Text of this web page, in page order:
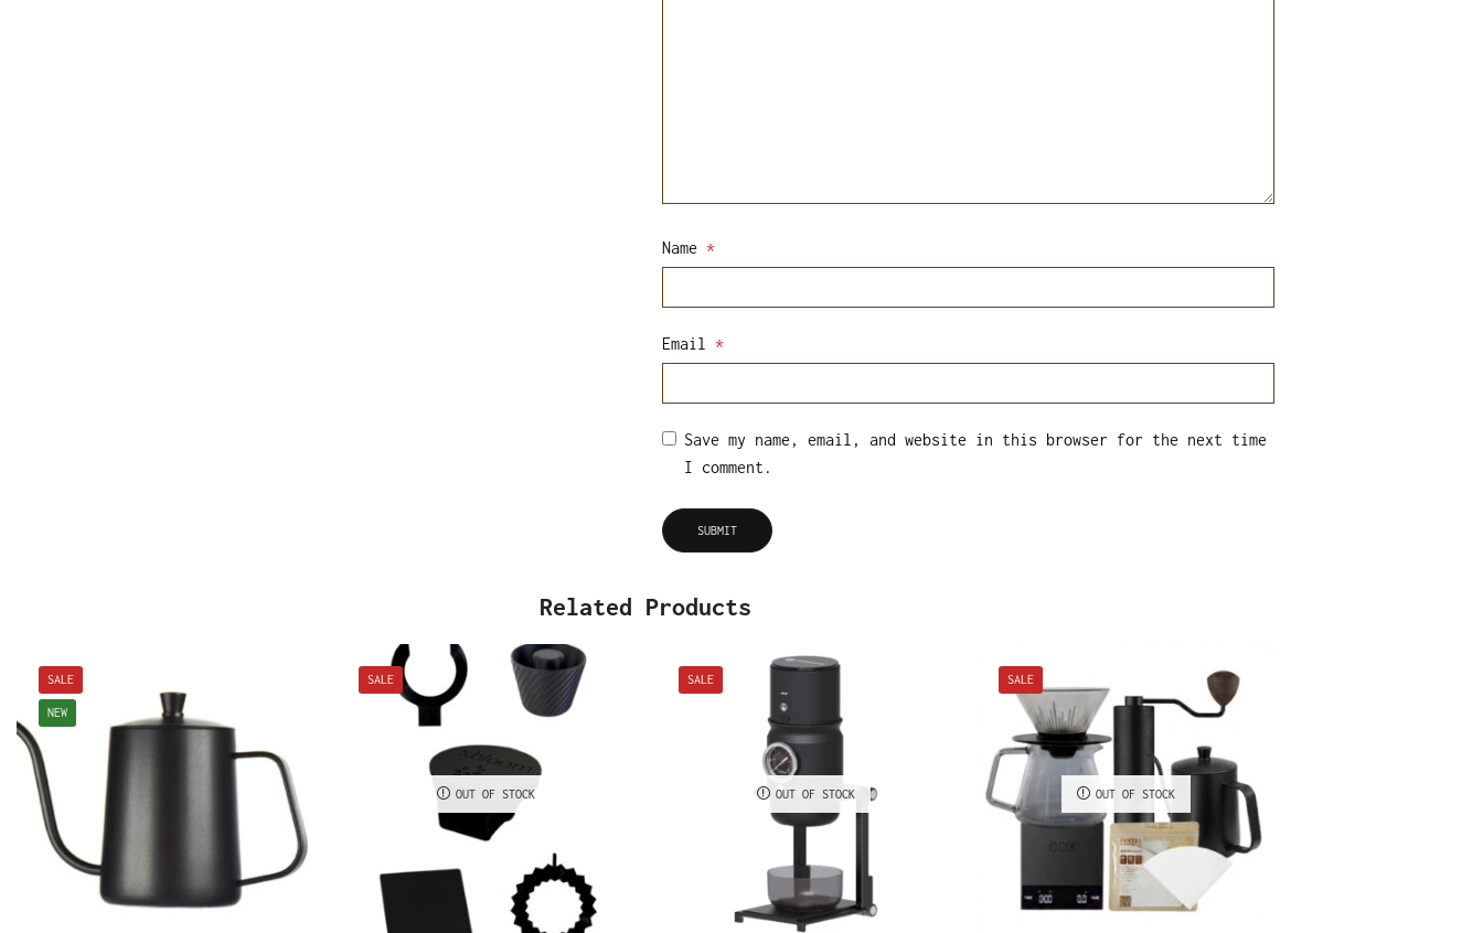
Name *
Email *
Save my name, email, and website in this browser for the next time
I comment.
Related Products
SALE
NEW
SALE
OUT OF STOCK
SALE
OUT OF STOCK
SALE
OUT OF STOCK